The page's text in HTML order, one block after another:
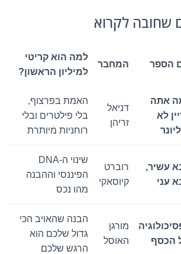
שחובה לקרוא
הספר המחבר
למה הוא קריטי
למיליון הראשון?
אתה
לא
דניאל
זריהן
האמת בפרצוף,
בלי פילטרים ובלי
רוחניות מיותרת
עשיר,
עני
רוברט
קיוסאקי
שינוי ה-DNA
הפיננסי וההבנה
מהו נכס
הכסף
מורגן
האוסל
הבנה שהאויב הכי
גדול שלכם הוא
הרגש שלכם